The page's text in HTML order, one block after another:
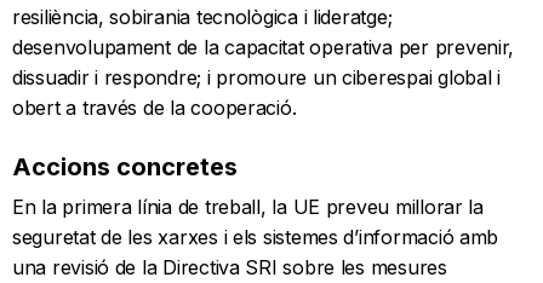
resiliència, sobirania tecnològica i lideratge;
desenvolupament de la capacitat operativa per prevenir,
dissuadir i respondre; i promoure un ciberespai global i
obert a través de la cooperació.
Accions concretes
En la primera línia de treball, la UE preveu millorar la
seguretat de les xarxes i els sistemes d’informació amb
una revisió de la Directiva SRI sobre les mesures